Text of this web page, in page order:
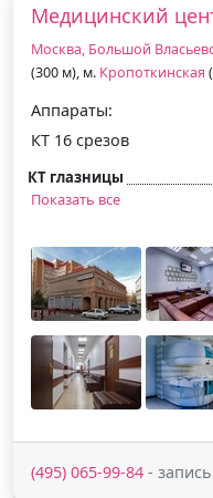
Медицинский
Москва, Большой
(300 м), м. Кропоткинская
Аппараты:
КТ 16 срезов
КТ глазницы
Показать все
(495) 065-99-84 -